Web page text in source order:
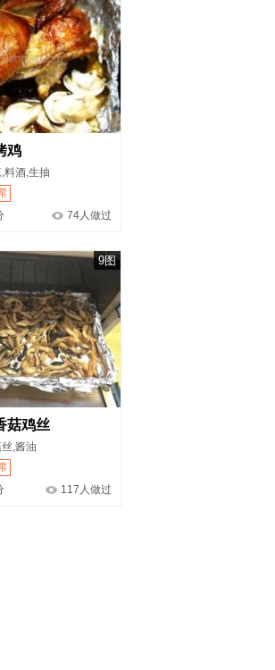
鸡
料酒,生抽
74人做过
9图
菇鸡丝
,酱油
117人做过